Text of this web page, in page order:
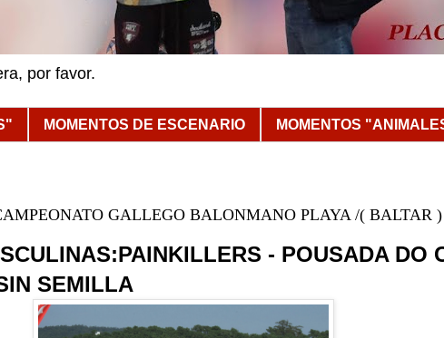
por favor.
MOMENTOS DE ESCENARIO MOMENTOS
GALLEGO BALONMANO PLAYA /( BALTAR )
- POUSADA DO
SEMILLA